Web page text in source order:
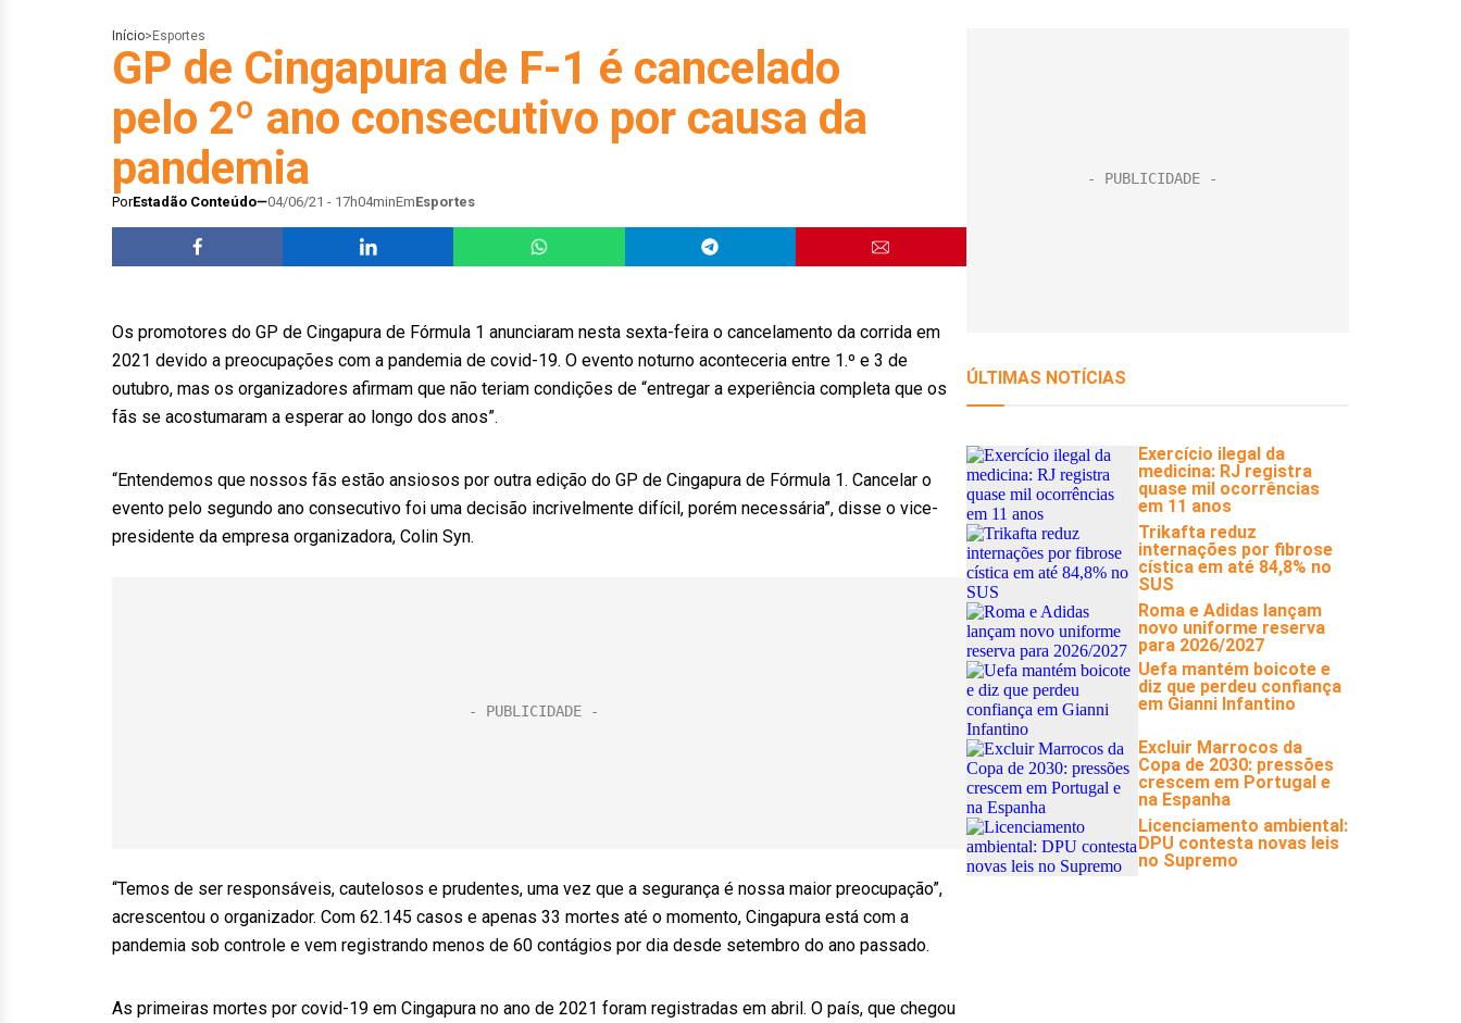
Início> Esportes
GP de Cingapura de F-1 é cancelado
pelo 2º ano consecutivo por causa da
pandemia
PorEstadão Conteúdo 04/06/21 - 17h04minEmEsportes
Os promotores do GP de Cingapura de Fórmula 1 anunciaram nesta sexta-feira o cancelamento da corrida em
2021 devido a preocupações com a pandemia de covid-19. O evento noturno aconteceria entre 1.º e 3 de
outubro, mas os organizadores afirmam que não teriam condições de “entregar a experiência completa que os
fãs se acostumaram a esperar ao longo dos anos”.
“Entendemos que nossos fãs estão ansiosos por outra edição do GP de Cingapura de Fórmula 1. Cancelar o
evento pelo segundo ano consecutivo foi uma decisão incrivelmente difícil, porém necessária”, disse o vice-
presidente da empresa organizadora, Colin Syn.
“Temos de ser responsáveis, cautelosos e prudentes, uma vez que a segurança é nossa maior preocupação”,
acrescentou o organizador. Com 62.145 casos e apenas 33 mortes até o momento, Cingapura está com a
pandemia sob controle e vem registrando menos de 60 contágios por dia desde setembro do ano passado.
As primeiras mortes por covid-19 em Cingapura no ano de 2021 foram registradas em abril. O país, que chegou